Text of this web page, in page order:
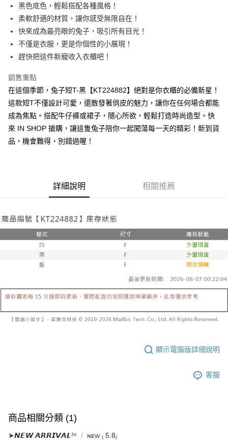
街口支付
Google Pay
大哥付你分期
相關說明
1.本服務由台灣大哥大提供，台灣大哥大用戶可立即使用無須另外申請。
2.付款方式選擇「大哥付你分期」，訂單成立後會自動跳轉到大哥付的交易
流程，驗證手機門號後，選擇欲分期的期數、繳款截止日，確認付款後即完
成交易。
3.實際核准額度、可分期數及費用金額請依後續交易確認頁面所載為準。
4.訂單成立30分鐘內，如未前往確認交易或遇審核未通過，訂單將自動取
法說明評估內容。
2.透過簡訊連結打開帳單後，可選擇「超商條碼／台灣大直營門市／銀行轉
帳／街口支付／iPASS MONEY」等通路繳費。
1.本服務係由「台灣大哥大股份有限公司」（以下簡稱本公司）所提供，讓
買賣價金債權讓與本公司後，依約使用本公司帳單繳交帳款。
2.基於同意付款使用「大哥付你分期」之契約關係目的，商店將以您的個人
資料（包含姓名、電話或地址）提供予台灣大哥大進項蒐集、處理及利用，
由本公司與您本人進行分期帳單所需資料之確認、核對及更正。
AFTEE先享後付
相關說明
【關於「AFTEE先享後付」】
AFTEE先享後付是「在收到商品之後才付款」的支付方式。 讓您購物簡單
便利好安心！
１．簡單：不需註冊會員、不需綁卡、不需儲值。
２．便利：只要手機號碼，簡訊認證，即可結帳。
結帳頁面，進行簡訊認證並確認金額後，即可完成結帳。
※ 請注意：結帳手續完成當下不需立刻繳費，但若您需要取消訂單，請聯絡
購買商品的店家。未經商家同意取消之訂單仍視為有效，需透過AFTEE先享
後付繳納相關費用。
※ 交易是否成功請以「AFTEE先享後付 」之結帳頁面顯示為準，若有關於
是否繳費成功／繳費後需取消欲退款等相關疑問，請聯繫「AFTEE先享後付
客戶支援中心」
https://netprotections.freshdesk.com/support/home
１．透過由恩沛科技股份有限公司提供之「AFTEE先享後付」服務完成之交
權轉讓予恩沛科技股份有限公司。
２．關於個人資料處理事宜，請瀏覽以下網址：
「AFTEE先享後付」，若未經同意申辦者引起之損失，本公司不負相關責
時審查核予不同之上限額度；若仍有額度不足之情形，本公司將視審查結果
付款後全家取貨
每筆NT$60，滿NT$1,600(含以上)免運費
已關閉，請勿下單
每筆NT$10,000
已關閉，請勿下單(付取)
每筆NT$10,000
每筆NT$60，滿NT$1,800(含以上)免運費
付款後7-11取貨
查看運費
黑色底色，輕鬆搭配各種風格！
柔軟舒適的材質，讓你感受無限自在！
快來成為最亮眼的兔子，吸引所有目光！
不僅是衣服，更是你個性的小展現！
趕快把這件新寵收入衣櫃吧！
銷售重點
在這個季節，兔子短T-黑【KT224882】絕對是你衣櫃的必備新星！
這款短T不僅設計可愛，還散發著俏皮的魅力，讓你在任何場合都能
成為焦點。搭配牛仔褲或裙子，隨心所欲，輕鬆打造時尚造型。快
來 IN SHOP 搶購，讓這隻兔子陪你一起闖蕩每一天的精彩！新到貨
品，機會難得，別錯過喔！
詳細說明 相關推薦
顯示電腦版詳細說明
客服
商品相關分類 (1)
➤𝙉𝙀𝙒 𝘼𝙍𝙍𝙄𝙑𝘼𝙇²⁶ ɴᴇᴡ ₍ 5.8₎